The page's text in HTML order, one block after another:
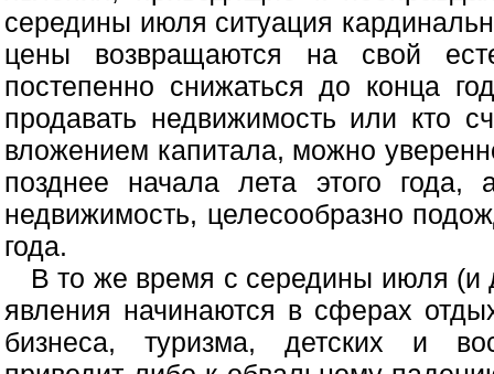
середины июля ситуация
цены возвращаются на свой
постепенно снижаться до конца
продавать недвижимость или кто
вложением капитала, можно
позднее начала лета этого года,
недвижимость, целесообразно
года.
В то же время с середины июля (и
явления начинаются в сферах
бизнеса, туризма, детских и